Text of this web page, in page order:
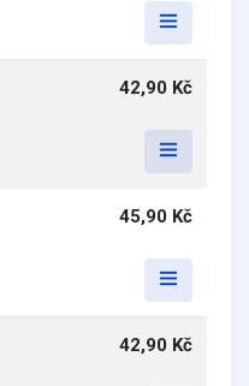
42,90 Kč
45,90 Kč
42,90 Kč